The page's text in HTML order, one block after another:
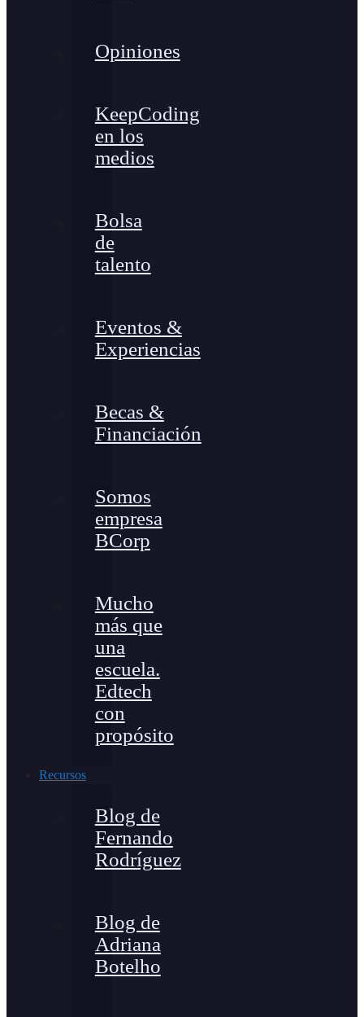
Opiniones
KeepCoding
en los
medios
Bolsa
de
talento
Eventos &
Experiencias
Becas &
Financiación
Somos
empresa
BCorp
Mucho
más que
una
escuela.
Edtech
con
propósito
Recursos
Blog de
Fernando
Rodríguez
Blog de
Adriana
Botelho